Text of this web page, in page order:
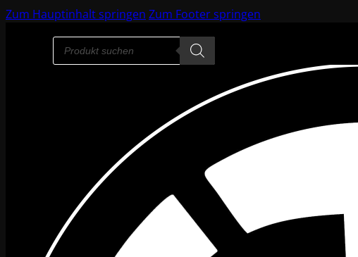
Zum Hauptinhalt springen Zum Footer springen
Products
search